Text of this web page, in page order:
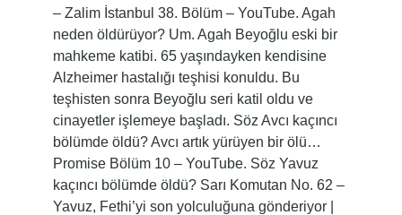
– Zalim İstanbul 38. Bölüm – YouTube. Agah
neden öldürüyor? Um. Agah Beyoğlu eski bir
mahkeme katibi. 65 yaşındayken kendisine
Alzheimer hastalığı teşhisi konuldu. Bu
teşhisten sonra Beyoğlu seri katil oldu ve
cinayetler işlemeye başladı. Söz Avcı kaçıncı
bölümde öldü? Avcı artık yürüyen bir ölü…
Promise Bölüm 10 – YouTube. Söz Yavuz
kaçıncı bölümde öldü? Sarı Komutan No. 62 –
Yavuz, Fethi’yi son yolculuğuna gönderiyor |